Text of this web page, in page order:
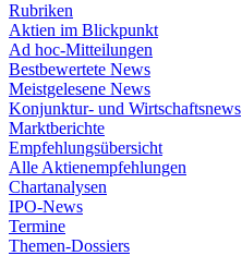
Rubriken
Aktien im Blickpunkt
Ad hoc-Mitteilungen
Bestbewertete News
Meistgelesene News
Konjunktur- und Wirtschaftsnews
Marktberichte
Empfehlungsübersicht
Alle Aktienempfehlungen
Chartanalysen
IPO-News
Termine
Themen-Dossiers